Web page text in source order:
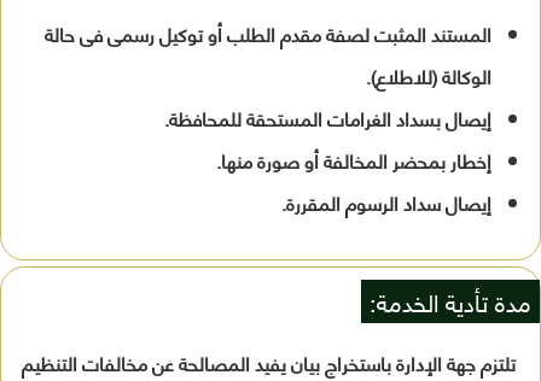
المستند المثبت لصفة مقدم الطلب أو توكيل رسمى فى حالة
الوكالة (للاطلاع).
إيصال بسداد الغرامات المستحقة للمحافظة.
إخطار بمحضر المخالفة أو صورة منها.
إيصال سداد الرسوم المقررة.
مدة تأدية الخدمة:
تلتزم جهة الإدارة باستخراج بيان يفيد المصالحة عن مخالفات التنظيم